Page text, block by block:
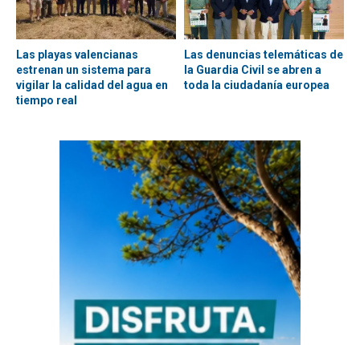
Las playas valencianas
estrenan un sistema para
vigilar la calidad del agua en
tiempo real
Las denuncias telemáticas de
la Guardia Civil se abren a
toda la ciudadanía europea